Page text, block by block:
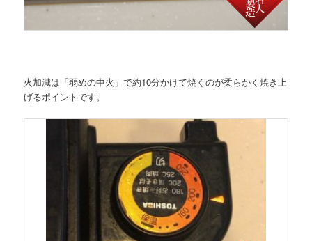
火加減は「弱めの中火」で約10分かけて焼くのが柔らかく焼き上
げるポイントです。